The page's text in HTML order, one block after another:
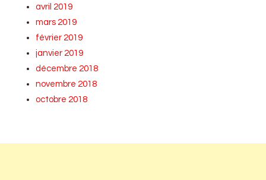
avril 2019
mars 2019
février 2019
janvier 2019
décembre 2018
novembre 2018
octobre 2018